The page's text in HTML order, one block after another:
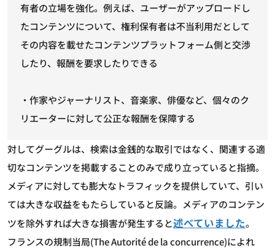
有者の立場を強化。例えば、ユーザーがアップロードし
たコンテンツについて、権利保有者は不当利用だとして
その内容を載せたコンテンツプラットフォーム側と交渉
したり、報酬を要求したりできる
・作家やジャーナリスト、音楽家、俳優など、個々のク
リエーターに対して公正な報酬を保障する
対してグーグルは、検索は金銭的な取引ではなく、関連する適
切なコンテンツを掲載することのみで成り立っていると指摘。
メディアに対しても膨大なトラフィックを提供していて、引い
ては大きな収益をもたらしていると反論。メディアのコンテン
ツを除外すれば大きな損害が発生すると述べていました。
フランスの規制当局(The Autorité de la concurrence)によれ